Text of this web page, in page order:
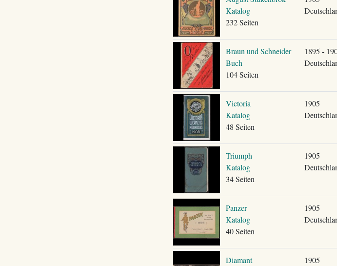
Katalog
232 Seiten
Braun und Schneider
Buch
104 Seiten
1895 -
Victoria
Katalog
48 Seiten
1905
Triumph
Katalog
34 Seiten
1905
Panzer
Katalog
40 Seiten
1905
Diamant
1905